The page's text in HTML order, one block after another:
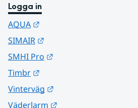
Logga in
AQUA
SIMAIR
SMHI Pro
Timbr
Vinterväg
Väderlarm